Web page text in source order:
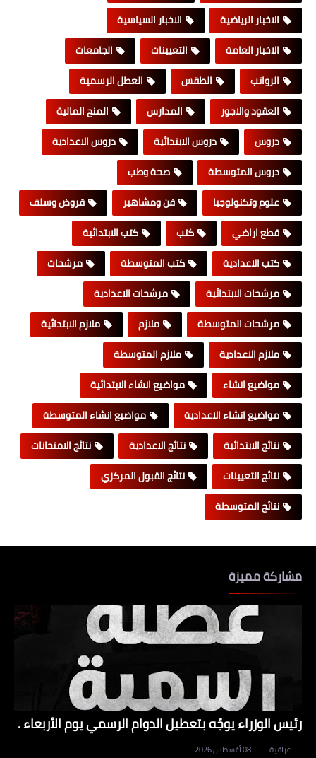
الاخبار الرياضية
الاخبار السياسية
الاخبار العامة
التعيينات
الجامعات
الرواتب
الطقس
العطل الرسمية
العقود والاجور
المدارس
المنح المالية
دروس
دروس الابتدائية
دروس الاعدادية
دروس المتوسطة
صحة وطب
علوم وتكنولوجيا
فن ومشاهير
قروض وسلف
قطع اراضي
كتب
كتب الابتدائية
كتب الاعدادية
كتب المتوسطة
مرشحات
مرشحات الابتدائية
مرشحات الاعدادية
مرشحات المتوسطة
ملازم
ملازم الابتدائية
ملازم الاعدادية
ملازم المتوسطة
مواضيع انشاء
مواضيع انشاء الابتدائية
مواضيع انشاء الاعدادية
مواضيع انشاء المتوسطة
نتائج الابتدائية
نتائج الاعدادية
نتائج الامتحانات
نتائج التعيينات
نتائج القبول المركزي
نتائج المتوسطة
مشاركة مميزة
رئيس الوزراء يوجّه بتعطيل الدوام الرسمي يوم الأربعاء .
عراقية 08 أغسطس 2026